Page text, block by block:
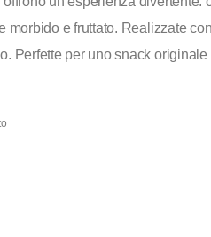
morbido e fruttato. Realizzate
Perfette per uno snack